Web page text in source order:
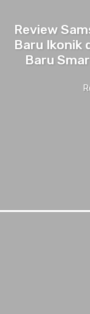
Review
Baru Ikonik
Baru